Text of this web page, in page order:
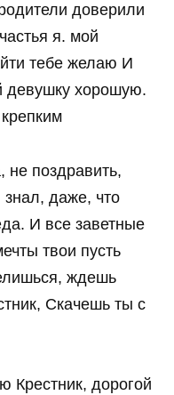
доверили
я. мой
тебе желаю И
девушку хорошую.
не поздравить,
знал, даже, что
И все заветные
твои пусть
ждешь
Скачешь ты с
Крестник, дорогой